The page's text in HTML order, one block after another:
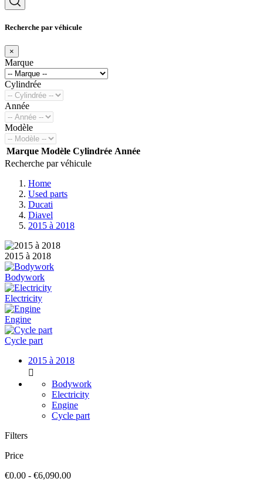
Recherche par véhicule
×
Marque
Cylindrée
Année
Modèle
Marque Modèle Cylindrée Année
Recherche par véhicule
Home
Used parts
Ducati
Diavel
2015 à 2018
2015 à 2018
Bodywork
Electricity
Engine
Cycle part
2015 à 2018

Bodywork
Electricity
Engine
Cycle part
Filters
Price
€0.00 - €6,090.00